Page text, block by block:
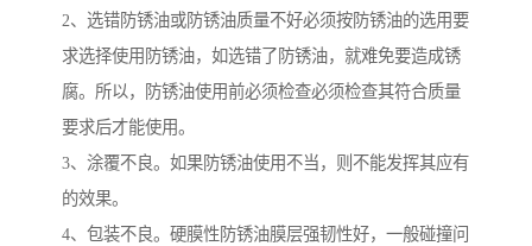
2、选错防锈油或防锈油质量不好必须按防锈油的选用要
求选择使用防锈油，如选错了防锈油，就难免要造成锈
腐。所以，防锈油使用前必须检查必须检查其符合质量
要求后才能使用。
3、涂覆不良。如果防锈油使用不当，则不能发挥其应有
的效果。
4、包装不良。硬膜性防锈油膜层强韧性好，一般碰撞问